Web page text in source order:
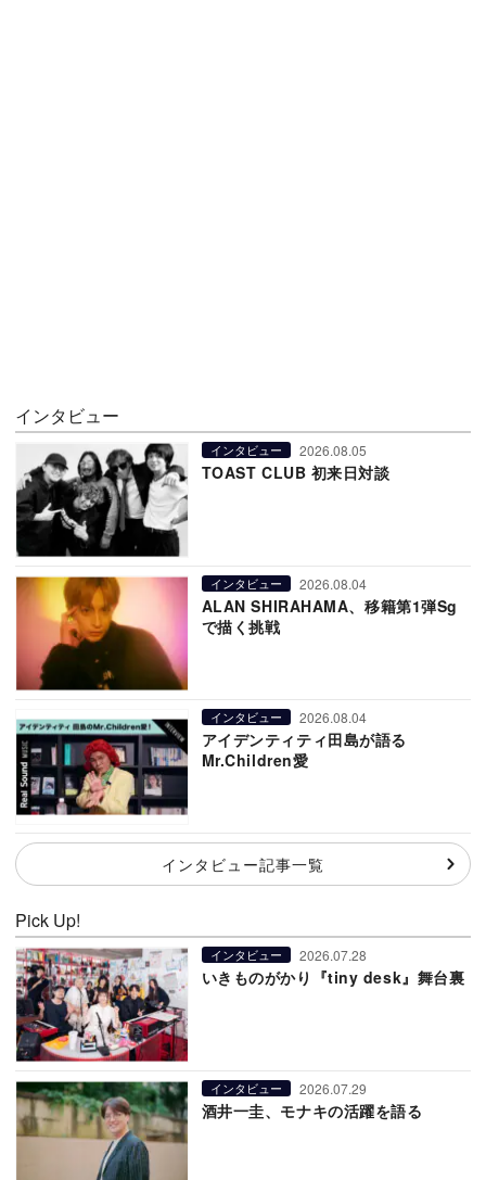
インタビュー
インタビュー 2026.08.05
TOAST CLUB 初来日対談
インタビュー 2026.08.04
ALAN SHIRAHAMA、移籍第1弾Sg
で描く挑戦
インタビュー 2026.08.04
アイデンティティ田島が語る
Mr.Children愛
インタビュー記事一覧
Pick Up!
インタビュー 2026.07.28
いきものがかり『tiny desk』舞台裏
インタビュー 2026.07.29
酒井一圭、モナキの活躍を語る